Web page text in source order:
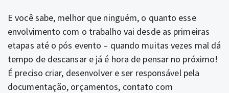
E você sabe, melhor que ninguém, o quanto esse
envolvimento com o trabalho vai desde as primeiras
etapas até o pós evento – quando muitas vezes mal dá
tempo de descansar e já é hora de pensar no próximo!
É preciso criar, desenvolver e ser responsável pela
documentação, orçamentos, contato com